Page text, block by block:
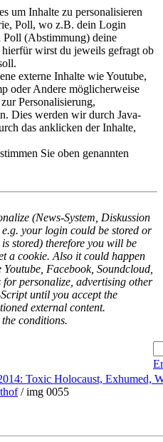
um Inhalte zu personalisieren
Poll, wo z.B. dein Login
Poll (Abstimmung) deine
wirst du jeweils gefragt ob
externe Inhalte wie Youtube,
oder Andere möglicherweise
Personalisierung,
Dies werden wir durch Java-
das anklicken der Inhalte,
Sie oben genannten
(News-System, Diskussion
your login could be stored or
stored) therefore you will be
a cookie. Also it could happen
Facebook, Soundcloud,
for personalize, advertising other
until you accept the
external content.
conditions.
Toxic Holocaust, Exhumed,
/ img 0055